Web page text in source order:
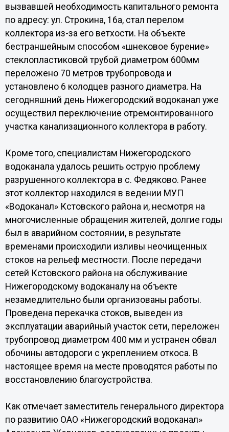
вызвавшей необходимость капитального ремонта
по адресу: ул. Строкина, 16а, стал перелом
коллектора из-за его ветхости. На объекте
бестраншейным способом «шнековое бурение»
стеклопластиковой трубой диаметром 600мм
переложено 70 метров трубопровода и
установлено 6 колодцев разного диаметра. На
сегодняшний день Нижегородский водоканал уже
осуществил переключение отремонтированного
участка канализационного коллектора в работу.
Кроме того, специалистам Нижегородского
водоканала удалось решить острую проблему
разрушенного коллектора в с. Федяково. Ранее
этот коллектор находился в ведении МУП
«Водоканал» Кстовского района и, несмотря на
многочисленные обращения жителей, долгие годы
был в аварийном состоянии, в результате
временами происходили изливы неочищенных
стоков на рельеф местности. После передачи
сетей Кстовского района на обслуживание
Нижегородскому водоканалу на объекте
незамедлительно были организованы работы.
Проведена перекачка стоков, выведен из
эксплуатации аварийный участок сети, переложен
трубопровод диаметром 400 мм и устранен обвал
обочины автодороги с укреплением откоса. В
настоящее время на месте проводятся работы по
восстановлению благоустройства.
Как отмечает заместитель генерального директора
по развитию ОАО «Нижегородский водоканал»